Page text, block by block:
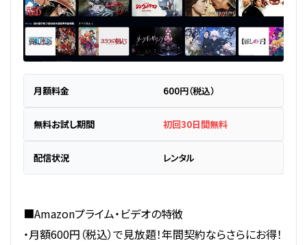
月額料金 600円（税込）
無料お試し期間 初回30日間無料
配信状況 レンタル
■Amazonプライム・ビデオの特徴
・月額600円（税込）で見放題！年間契約ならさらにお得！